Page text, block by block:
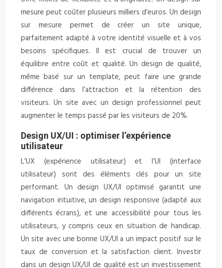
mesure peut coûter plusieurs milliers d’euros. Un design
sur mesure permet de créer un site unique,
parfaitement adapté à votre identité visuelle et à vos
besoins spécifiques. Il est crucial de trouver un
équilibre entre coût et qualité. Un design de qualité,
même basé sur un template, peut faire une grande
différence dans l’attraction et la rétention des
visiteurs. Un site avec un design professionnel peut
augmenter le temps passé par les visiteurs de 20%.
Design UX/UI : optimiser l’expérience
utilisateur
L’UX (expérience utilisateur) et l’UI (interface
utilisateur) sont des éléments clés pour un site
performant. Un design UX/UI optimisé garantit une
navigation intuitive, un design responsive (adapté aux
différents écrans), et une accessibilité pour tous les
utilisateurs, y compris ceux en situation de handicap.
Un site avec une bonne UX/UI a un impact positif sur le
taux de conversion et la satisfaction client. Investir
dans un design UX/UI de qualité est un investissement